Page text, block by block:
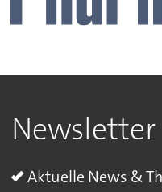
Newsletter
Aktuelle News &